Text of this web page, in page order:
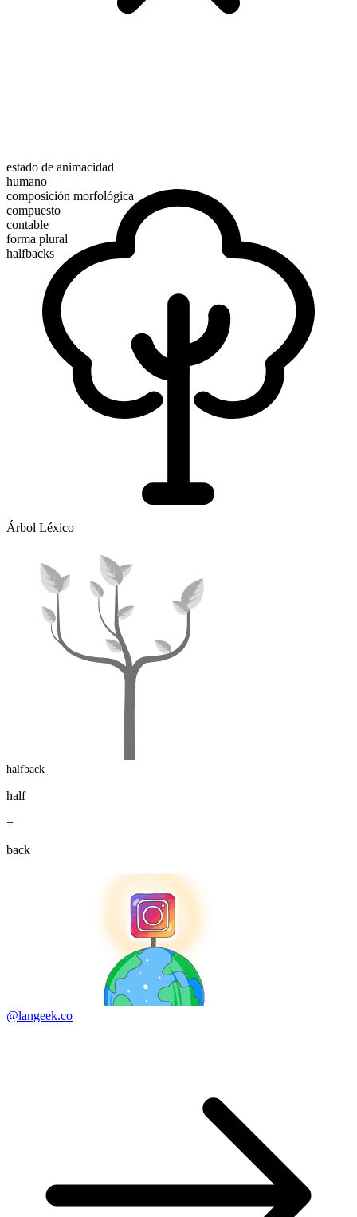
estado de animacidad
humano
composición morfológica
compuesto
contable
forma plural
halfbacks
Árbol Léxico
halfback
half
+
back
@langeek.co